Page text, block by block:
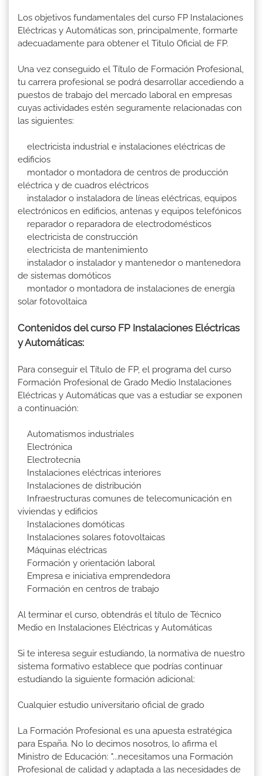
Los objetivos fundamentales del curso FP Instalaciones
Eléctricas y Automáticas son, principalmente, formarte
adecuadamente para obtener el Titulo Oficial de FP.
Una vez conseguido el Título de Formación Profesional,
tu carrera profesional se podrá desarrollar accediendo a
puestos de trabajo del mercado laboral en empresas
cuyas actividades estén seguramente relacionadas con
las siguientes:
electricista industrial e instalaciones eléctricas de
edificios
montador o montadora de centros de producción
eléctrica y de cuadros eléctricos
instalador o instaladora de líneas eléctricas, equipos
electrónicos en edificios, antenas y equipos telefónicos
reparador o reparadora de electrodomésticos
electricista de construcción
electricista de mantenimiento
instalador o instalador y mantenedor o mantenedora
de sistemas domóticos
montador o montadora de instalaciones de energía
solar fotovoltaica
Contenidos del curso FP Instalaciones Eléctricas
y Automáticas:
Para conseguir el Título de FP, el programa del curso
Formación Profesional de Grado Medio Instalaciones
Eléctricas y Automáticas que vas a estudiar se exponen
a continuación:
Automatismos industriales
Electrónica
Electrotecnia
Instalaciones eléctricas interiores
Instalaciones de distribución
Infraestructuras comunes de telecomunicación en
viviendas y edificios
Instalaciones domóticas
Instalaciones solares fotovoltaicas
Máquinas eléctricas
Formación y orientación laboral
Empresa e iniciativa emprendedora
Formación en centros de trabajo
Al terminar el curso, obtendrás el título de Técnico
Medio en Instalaciones Eléctricas y Automáticas
Si te interesa seguir estudiando, la normativa de nuestro
sistema formativo establece que podrías continuar
estudiando la siguiente formación adicional:
Cualquier estudio universitario oficial de grado
La Formación Profesional es una apuesta estratégica
para España. No lo decimos nosotros, lo afirma el
Ministro de Educación: "...necesitamos una Formación
Profesional de calidad y adaptada a las necesidades de